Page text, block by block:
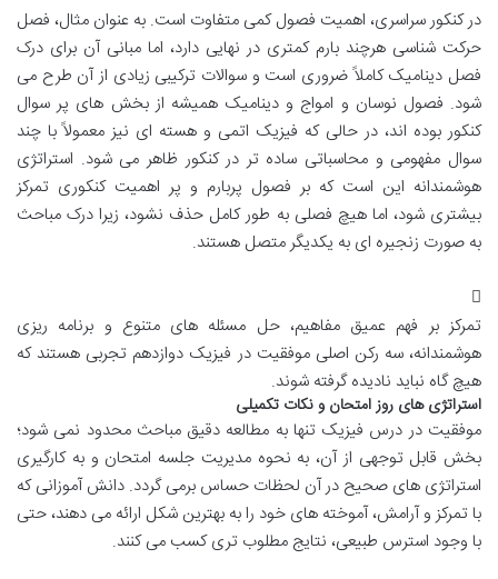
در کنکور سراسری، اهمیت فصول کمی متفاوت است. به عنوان مثال، فصل
حرکت شناسی هرچند بارم کمتری در نهایی دارد، اما مبانی آن برای درک
فصل دینامیک کاملاً ضروری است و سوالات ترکیبی زیادی از آن طرح می
شود. فصول نوسان و امواج و دینامیک همیشه از بخش های پر سوال
کنکور بوده اند، در حالی که فیزیک اتمی و هسته ای نیز معمولاً با چند
سوال مفهومی و محاسباتی ساده تر در کنکور ظاهر می شود. استراتژی
هوشمندانه این است که بر فصول پربارم و پر اهمیت کنکوری تمرکز
بیشتری شود، اما هیچ فصلی به طور کامل حذف نشود، زیرا درک مباحث
به صورت زنجیره ای به یکدیگر متصل هستند.
تمرکز بر فهم عمیق مفاهیم، حل مسئله های متنوع و برنامه ریزی
هوشمندانه، سه رکن اصلی موفقیت در فیزیک دوازدهم تجربی هستند که
هیچ گاه نباید نادیده گرفته شوند.
استراتژی های روز امتحان و نکات تکمیلی
موفقیت در درس فیزیک تنها به مطالعه دقیق مباحث محدود نمی شود؛
بخش قابل توجهی از آن، به نحوه مدیریت جلسه امتحان و به کارگیری
استراتژی های صحیح در آن لحظات حساس برمی گردد. دانش آموزانی که
با تمرکز و آرامش، آموخته های خود را به بهترین شکل ارائه می دهند، حتی
با وجود استرس طبیعی، نتایج مطلوب تری کسب می کنند.